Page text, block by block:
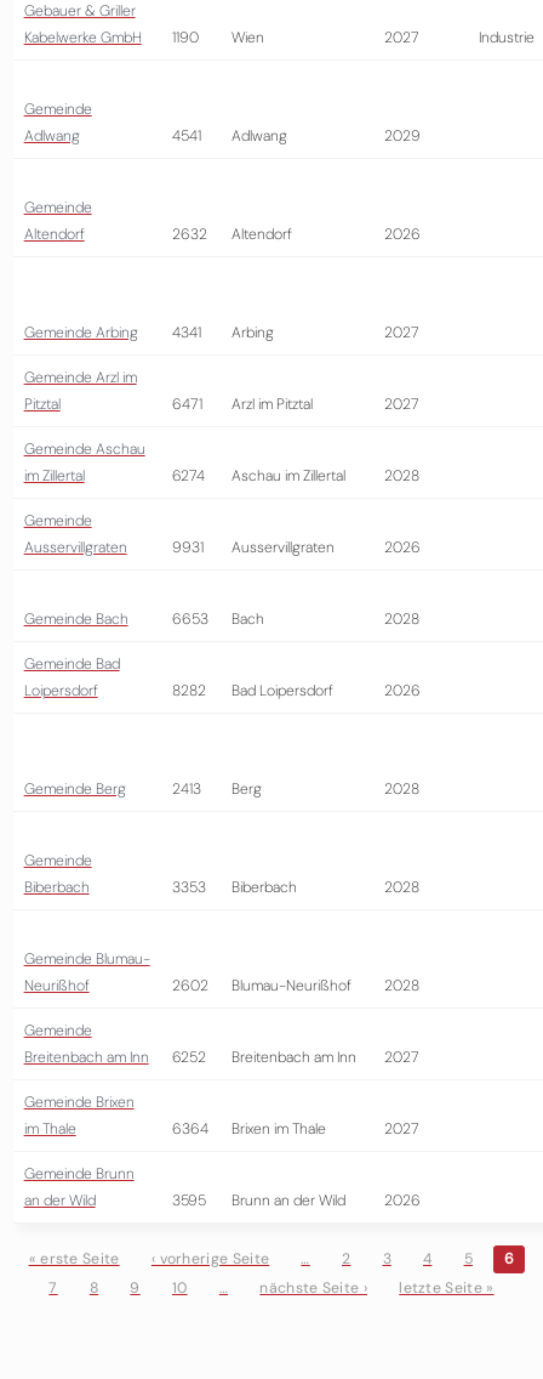
Gebauer & Griller
Kabelwerke GmbH
1190 Wien 2027 Industrie
Gemeinde
Adlwang
4541 Adlwang 2029
Gemeinde
Altendorf
2632 Altendorf 2026
Gemeinde Arbing 4341 Arbing 2027
Gemeinde Arzl im
Pitztal
6471 Arzl im Pitztal 2027
Gemeinde Aschau
im Zillertal
6274 Aschau im Zillertal 2028
Gemeinde
Ausservillgraten
9931 Ausservillgraten 2026
Gemeinde Bach 6653 Bach 2028
Gemeinde Bad
Loipersdorf
8282 Bad Loipersdorf 2026
Gemeinde Berg 2413 Berg 2028
Gemeinde
Biberbach
3353 Biberbach 2028
Gemeinde Blumau-
Neurißhof
2602 Blumau-Neurißhof 2028
Gemeinde
Breitenbach am Inn
6252 Breitenbach am Inn 2027
Gemeinde Brixen
im Thale
6364 Brixen im Thale 2027
Gemeinde Brunn
an der Wild
3595 Brunn an der Wild 2026
Seiten
« erste Seite ‹ vorherige Seite … 2 3 4 5
6
7
8 9 10 … nächste Seite › letzte Seite »